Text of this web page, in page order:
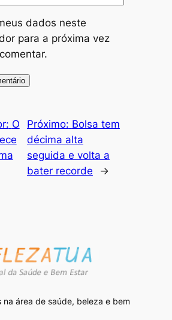
dados neste
para a próxima vez
O
Próximo: Bolsa tem
décima alta
seguida e volta a
bater recorde
→
na área de saúde, beleza e bem